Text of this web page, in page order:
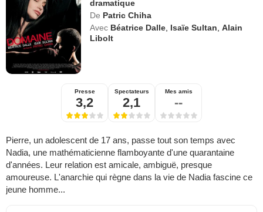
dramatique
De Patric Chiha
Avec Béatrice Dalle Isaïe Sultan ,Alain
Libolt
Presse
3,2
Spectateurs
2,1
Mes amis
--
Pierre, un adolescent de 17 ans, passe tout son temps avec
Nadia, une mathématicienne flamboyante d'une quarantaine
d'années. Leur relation est amicale, ambiguë, presque
amoureuse. L'anarchie qui règne dans la vie de Nadia fascine ce
jeune homme...